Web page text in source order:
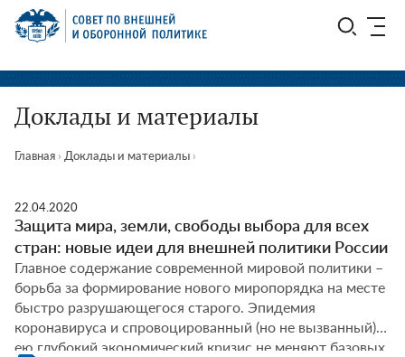
Перейти
СВОП
Доклады и материалы
Главная › Доклады и материалы ›
22.04.2020
Защита мира, земли, свободы выбора для всех
стран: новые идеи для внешней политики России
Главное содержание современной мировой политики –
борьба за формирование нового миропорядка на месте
быстро разрушающегося старого. Эпидемия
коронавируса и спровоцированный (но не вызванный)
ею глубокий экономический кризис не меняют базовых